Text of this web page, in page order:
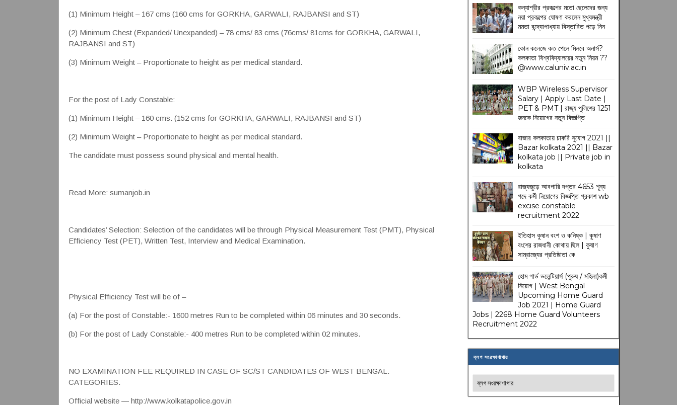
(1) Minimum Height – 167 cms (160 cms for GORKHA, GARWALI, RAJBANSI and ST)
(2) Minimum Chest (Expanded/ Unexpanded) – 78 cms/ 83 cms (76cms/ 81cms for GORKHA, GARWALI,
RAJBANSI and ST)
(3) Minimum Weight – Proportionate to height as per medical standard.
For the post of Lady Constable:
(1) Minimum Height – 160 cms. (152 cms for GORKHA, GARWALI, RAJBANSI and ST)
(2) Minimum Weight – Proportionate to height as per medical standard.
The candidate must possess sound physical and mental health.
Read More: sumanjob.in
Candidates’ Selection: Selection of the candidates will be through Physical Measurement Test (PMT), Physical
Efficiency Test (PET), Written Test, Interview and Medical Examination.
Physical Efficiency Test will be of –
(a) For the post of Constable:- 1600 metres Run to be completed within 06 minutes and 30 seconds.
(b) For the post of Lady Constable:- 400 metres Run to be completed within 02 minutes.
NO EXAMINATION FEE REQUIRED IN CASE OF SC/ST CANDIDATES OF WEST BENGAL.
CATEGORIES.
Official website — http://www.kolkatapolice.gov.in
কন্যাশ্রীর প্রকল্পের মতো ছেলেদের জন্য
নয়া প্রকল্পের ঘোষণা করলেন মুখ্যমন্ত্রী
মমতা বন্দ্যোপাধ্যায় বিস্তারিত পড়ে নিন
কোন কলেজে কত পেলে মিলবে অনার্স?
কলকাতা বিশ্ববিদ্যালয়ের নতুন নিয়ম??
@www.caluniv.ac.in
WBP Wireless Supervisor
Salary | Apply Last Date |
PET & PMT | রাজ্য পুলিশের 1251
জনকে নিয়োগের নতুন বিজ্ঞপ্তি
বাজার কলকাতায় চাকরি সুযোগ 2021 ||
Bazar kolkata 2021 || Bazar
kolkata job || Private job in
kolkata
রাজ্যজুড়ে আবগারি দপ্তর 4653 শূন্য
পদে কর্মী নিয়োগের বিজ্ঞপ্তি প্রকাশ wb
excise constable
recruitment 2022
ইতিহাস কুষান বংশ ও কনিষ্ক | কুষাণ
বংশের রাজধানী কোথায় ছিল | কুষাণ
সাম্রাজ্যের প্রতিষ্ঠাতা কে
হোম গার্ড ভলেন্টিয়ার্স (পুরুষ / মহিলা)কর্মী
নিয়োগ | West Bengal
Upcoming Home Guard
Job 2021 | Home Guard
Jobs | 2268 Home Guard Volunteers
Recruitment 2022
ব্লগ সংরক্ষাণাগার